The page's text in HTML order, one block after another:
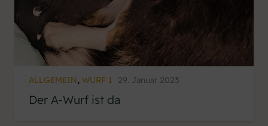
ALLGEMEIN, WURF 1 29. Januar 2023
Der A-Wurf ist da